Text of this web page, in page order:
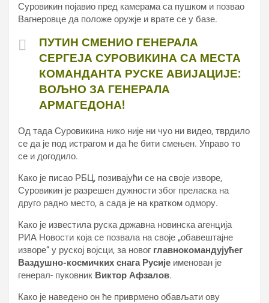
Суровикин појавио пред камерама са пушком и позвао
Вагнеровце да положе оружје и врате се у базе.
ПУТИН СМЕНИО ГЕНЕРАЛА
СЕРГЕЈА СУРОВИКИНА СА МЕСТА
КОМАНДАНТА РУСКЕ АВИЈАЦИЈЕ:
ВОЉНО ЗА ГЕНЕРАЛА
АРМАГЕДОНА!
Од тада Суровикина нико није ни чуо ни видео, тврдило
се да је под истрагом и да ће бити смењен. Управо то
се и догодило.
Како је писао РБЦ, позивајући се на своје изворе,
Суровикин је разрешен дужности због преласка на
друго радно место, а сада је на кратком одмору.
Како је известила руска државна новинска агенција
РИА Новости која се позвала на своје „обавештајне
изворе“ у руској војсци, за новог главнокомандујућег
Ваздушно-космичких снага Русије именован је
генерал- пуковник Виктор Афзалов.
Како је наведено он ће приврмено обављати ову